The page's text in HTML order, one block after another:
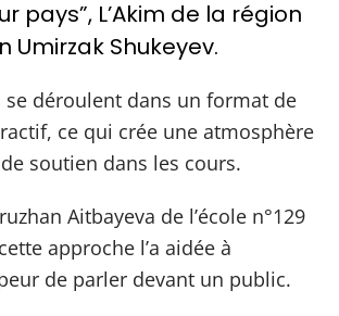
pays”, L’Akim de la région
Umirzak Shukeyev.
se déroulent dans un format de
ce qui crée une atmosphère
soutien dans les cours.
Aitbayeva de l’école n°129
approche l’a aidée à
de parler devant un public.